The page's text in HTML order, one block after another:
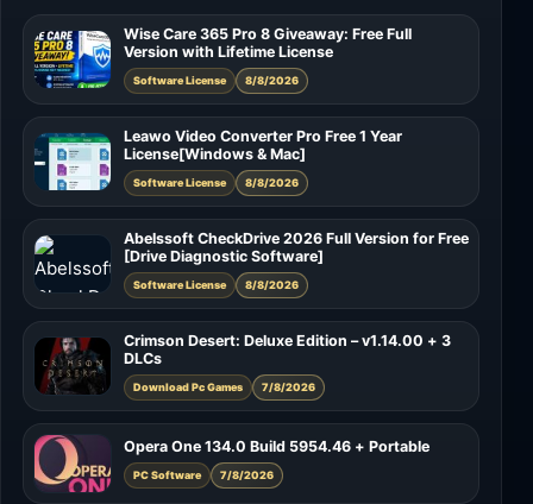
Wise Care 365 Pro 8 Giveaway: Free Full
Version with Lifetime License
Software License 8/8/2026
Leawo Video Converter Pro Free 1 Year
License[Windows & Mac]
Software License 8/8/2026
Abelssoft CheckDrive 2026 Full Version for Free
[Drive Diagnostic Software]
Software License 8/8/2026
Crimson Desert: Deluxe Edition – v1.14.00 + 3
DLCs
Download Pc Games 7/8/2026
Opera One 134.0 Build 5954.46 + Portable
PC Software 7/8/2026